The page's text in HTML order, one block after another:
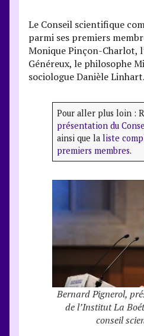
Le Conseil scientifique
parmi ses premiers
Monique Pinçon-Charlot,
Généreux, le philosophe
sociologue Danièle Linhart.
Pour aller plus loin :
présentation du
ainsi que laliste
premiers membres.
Bernard Pignerol,
de l’Institut La
conseil